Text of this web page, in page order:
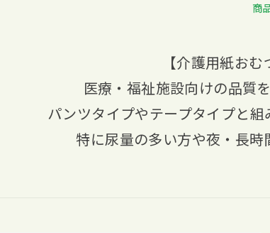
商
【介護用紙お
医療・福祉施設向けの品質
パンツタイプやテープタイプと組
特に尿量の多い方や夜・長時